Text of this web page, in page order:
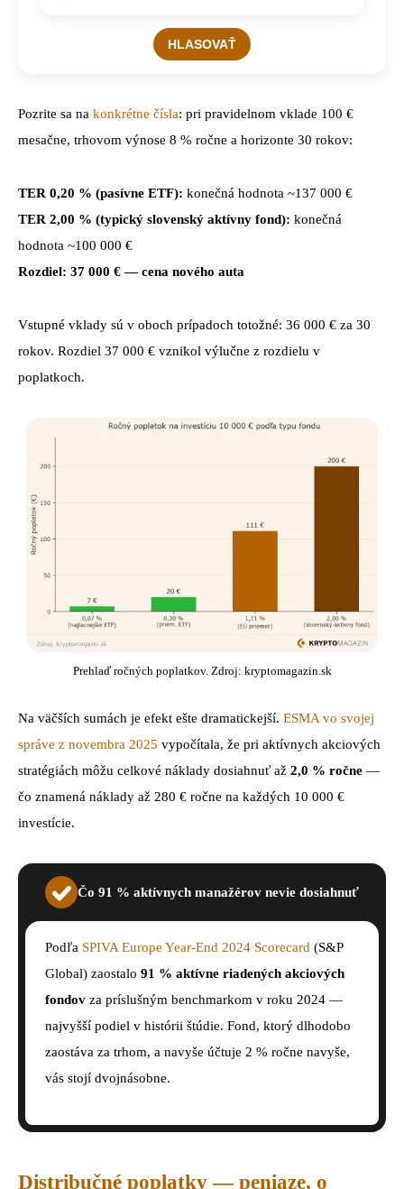
Pozrite sa na konkrétne čísla: pri pravidelnom vklade 100 €
mesačne, trhovom výnose 8 % ročne a horizonte 30 rokov:
TER 0,20 % (pasívne ETF): konečná hodnota ~137 000 €
TER 2,00 % (typický slovenský aktívny fond): konečná
hodnota ~100 000 €
Rozdiel: 37 000 € — cena nového auta
Vstupné vklady sú v oboch prípadoch totožné: 36 000 € za 30
rokov. Rozdiel 37 000 € vznikol výlučne z rozdielu v
poplatkoch.
Prehlaď ročných poplatkov. Zdroj: kryptomagazin.sk
Na väčších sumách je efekt ešte dramatickejší. ESMA vo svojej
správe z novembra 2025 vypočítala, že pri aktívnych akciových
stratégiách môžu celkové náklady dosiahnuť až 2,0 % ročne —
čo znamená náklady až 280 € ročne na každých 10 000 €
investície.
Čo 91 % aktívnych manažérov nevie dosiahnuť
Podľa SPIVA Europe Year-End 2024 Scorecard (S&P
Global) zaostalo 91 % aktívne riadených akciových
fondov za príslušným benchmarkom v roku 2024 —
najvyšší podiel v histórii štúdie. Fond, ktorý dlhodobo
zaostáva za trhom, a navyše účtuje 2 % ročne navyše,
vás stojí dvojnásobne.
Distribučné poplatky — peniaze, o